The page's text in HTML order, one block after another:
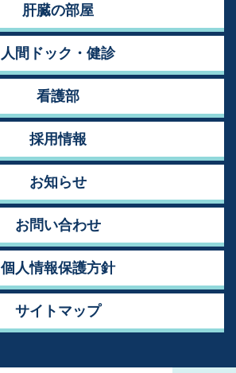
肝臓の部屋
人間ドック・健診
看護部
採用情報
お知らせ
お問い合わせ
個人情報保護方針
サイトマップ